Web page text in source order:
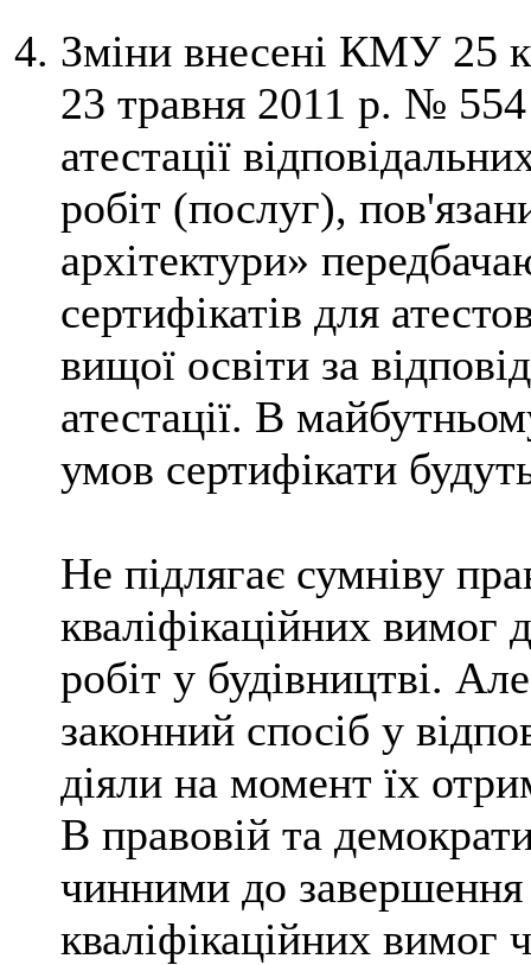
Зміни внесені КМУ 25
23 травня 2011 р. № 554
атестації
робіт (послуг),
архітектури»
сертифікатів для
вищої освіти за
атестації. В
умов сертифікати
Не підлягає сумніву
кваліфікаційних вимог
робіт у будівництві.
законний спосіб у
діяли на момент їх
В правовій та
чинними до завершення
кваліфікаційних вимог